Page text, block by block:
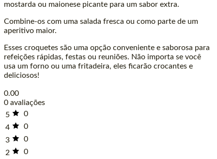
mostarda ou maionese picante para um sabor extra.
Combine-os com uma salada fresca ou como parte de um
aperitivo maior.
Esses croquetes são uma opção conveniente e saborosa para
refeições rápidas, festas ou reuniões. Não importa se você
usa um forno ou uma fritadeira, eles ficarão crocantes e
deliciosos!
0.00
0 avaliações
5
0
4
0
3
0
2
0